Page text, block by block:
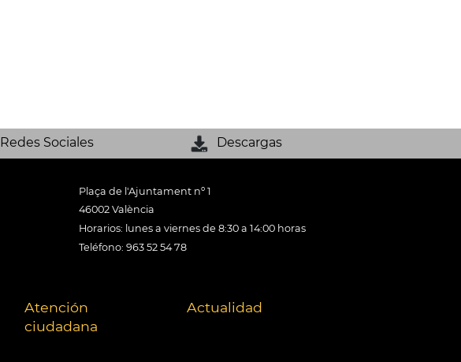
Redes Sociales Descargas
Plaça de l'Ajuntament nº 1
46002 València
Horarios: lunes a viernes de 8:30 a 14:00 horas
Teléfono: 963 52 54 78
Atención
ciudadana
Actualidad